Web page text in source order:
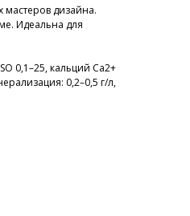
мастеров дизайна.
Идеальна для
0,1–25, кальций Ca2+
0,2–0,5 г/л,